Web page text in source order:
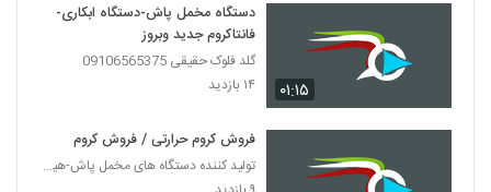
۰۱:۱۵
دستگاه مخمل پاش-دستگاه ابکاری-
فانتاکروم جدید وبروز
گلد فلوک حقیقی 09106565375
۱۴ بازدید
فروش کروم حرارتی / فروش کروم
تولید کننده دستگاه های مخمل پاش-هیدروگرافیک-ابکاری